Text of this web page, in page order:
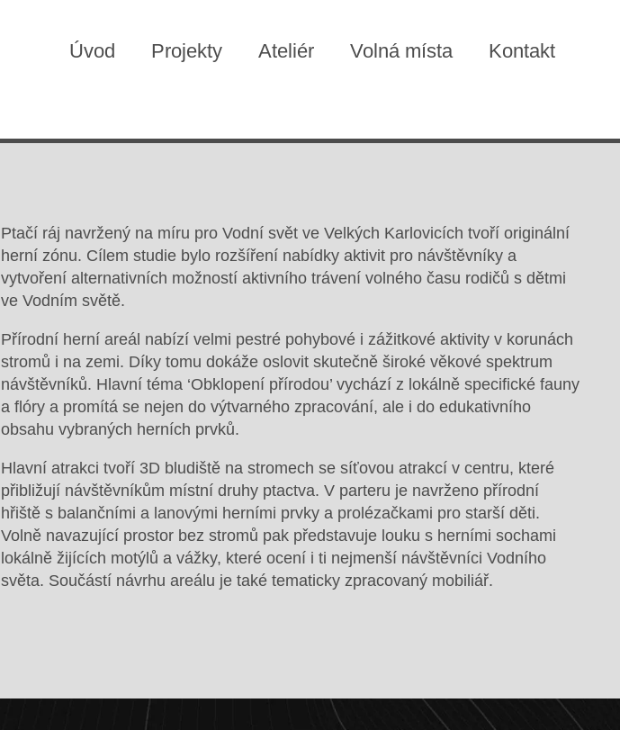
Úvod Projekty Ateliér Volná místa Kontakt
Ptačí ráj navržený na míru pro Vodní svět ve Velkých Karlovicích tvoří originální
herní zónu. Cílem studie bylo rozšíření nabídky aktivit pro návštěvníky a
vytvoření alternativních možností aktivního trávení volného času rodičů s dětmi
ve Vodním světě.
Přírodní herní areál nabízí velmi pestré pohybové i zážitkové aktivity v korunách
stromů i na zemi. Díky tomu dokáže oslovit skutečně široké věkové spektrum
návštěvníků. Hlavní téma ‘Obklopení přírodou’ vychází z lokálně specifické fauny
a flóry a promítá se nejen do výtvarného zpracování, ale i do edukativního
obsahu vybraných herních prvků.
Hlavní atrakci tvoří 3D bludiště na stromech se síťovou atrakcí v centru, které
přibližují návštěvníkům místní druhy ptactva. V parteru je navrženo přírodní
hřiště s balančními a lanovými herními prvky a prolézačkami pro starší děti.
Volně navazující prostor bez stromů pak představuje louku s herními sochami
lokálně žijících motýlů a vážky, které ocení i ti nejmenší návštěvníci Vodního
světa. Součástí návrhu areálu je také tematicky zpracovaný mobiliář.